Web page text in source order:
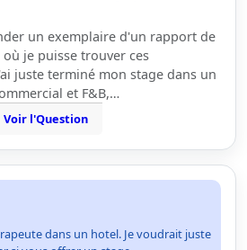
un exemplaire d'un rapport de
je puisse trouver ces
juste terminé mon stage dans un
et F&B,…
Voir l'Question
dans un hotel. Je voudrait juste